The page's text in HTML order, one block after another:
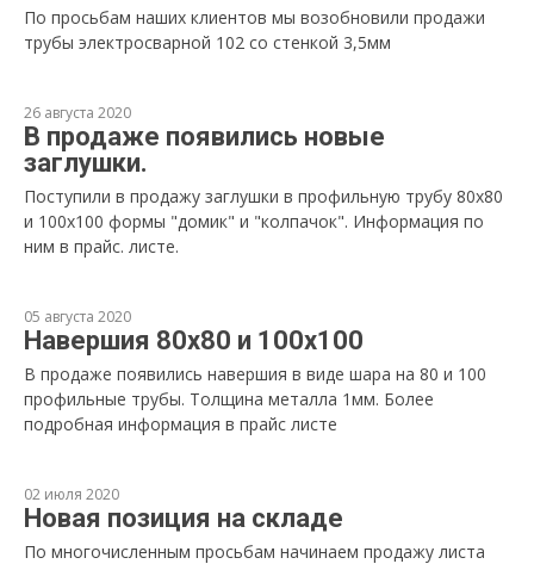
По просьбам наших клиентов мы возобновили продажи
трубы электросварной 102 со стенкой 3,5мм
26 августа 2020
В продаже появились новые
заглушки.
Поступили в продажу заглушки в профильную трубу 80х80
и 100х100 формы "домик" и "колпачок". Информация по
ним в прайс. листе.
05 августа 2020
Навершия 80х80 и 100х100
В продаже появились навершия в виде шара на 80 и 100
профильные трубы. Толщина металла 1мм. Более
подробная информация в прайс листе
02 июля 2020
Новая позиция на складе
По многочисленным просьбам начинаем продажу листа